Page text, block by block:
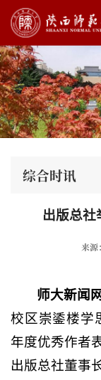
综合时讯
出版总社
来源
师大新闻
校区崇鋈楼学
年度优秀作者
出版总社董事